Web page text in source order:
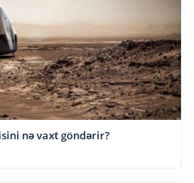
nə vaxt göndərir?